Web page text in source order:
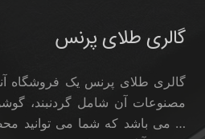
گالری طلای پرنس
گالری طلای پرنس یک فروشگاه
مصنوعات آن شامل گردنبند،
… می باشد که شما می توانید